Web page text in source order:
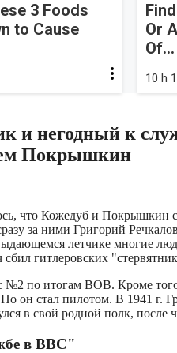
3 Foods
to Cause
Or
Of...
10 h
и негодный к
Покрышкин
что Кожедуб и Покрышкин
за ними Григорий
летчике многие
гитлеровских
№2 по итогам ВОВ. Кроме
он стал пилотом. В 1941 г.
в свой родной полк, после
в ВВС"